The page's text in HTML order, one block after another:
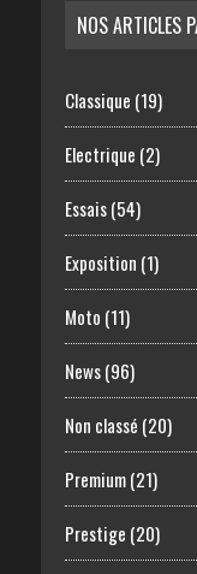
NOS ARTICLES
Classique (19)
Electrique (2)
Essais(54)
Exposition (1)
Moto (11)
News(96)
Non classé (20)
Premium(21)
Prestige (20)